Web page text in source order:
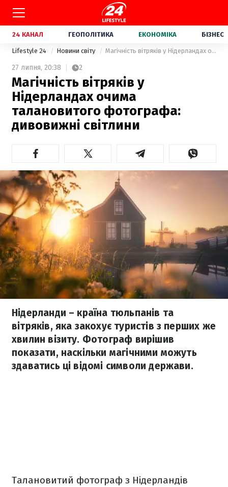
24 КАНАЛ ГЕОПОЛІТИКА ЕКОНОМІКА БІЗНЕС
Lifestyle 24 Новини світу Магічність вітряків у Нідерландах очима талановитого фотографа: дивовижні світлини
27 липня, 20:38 2
Магічність вітряків у
Нідерландах очима
талановитого фотографа:
дивовижні світлини
Нідерланди – країна тюльпанів та
вітряків, яка закохує туристів з перших же
хвилин візиту. Фотограф вирішив
показати, наскільки магічними можуть
здаватись ці відомі символи держави.
Талановитий фотограф з Нідерландів